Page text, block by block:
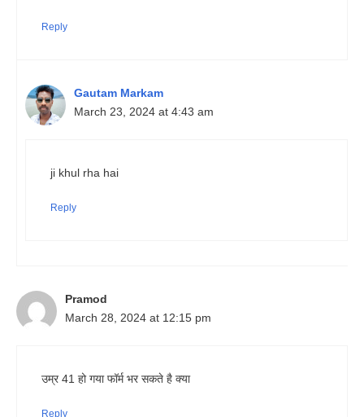
Reply
Gautam Markam
March 23, 2024 at 4:43 am
ji khul rha hai
Reply
Pramod
March 28, 2024 at 12:15 pm
उम्र 41 हो गया फॉर्म भर सकते है क्या
Reply